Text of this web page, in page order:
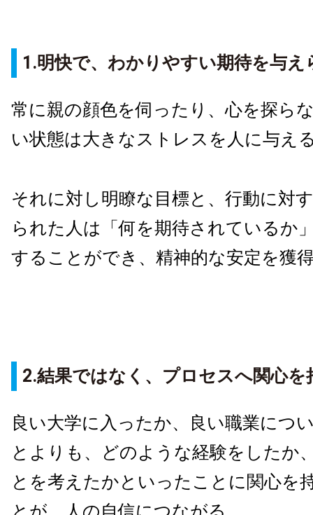
1.明快で、わかりやすい期待を与え
常に親の顔色を伺ったり、心を探ら
い状態は大きなストレスを人に与え
それに対し明瞭な目標と、行動に対
られた人は「何を期待されているか
することができ、精神的な安定を獲
2.結果ではなく、プロセスへ関心
良い大学に入ったか、良い職業につ
とよりも、どのような経験をしたか
とを考えたかといったことに関心を
とが、人の自信につながる。